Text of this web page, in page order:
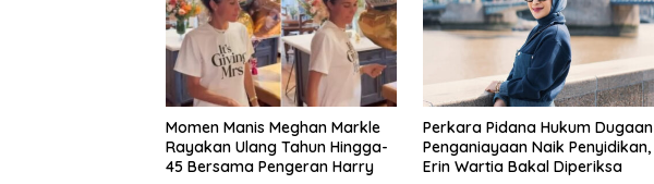
Momen Manis Meghan Markle
Rayakan Ulang Tahun Hingga-
45 Bersama Pengeran Harry
Perkara Pidana Hukum Dugaan
Penganiayaan Naik Penyidikan,
Erin Wartia Bakal Diperiksa